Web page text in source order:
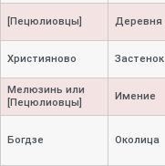
[Пецюлиовцы] Деревня
Християново Застенок
Мелюзинь или
[Пецюлиовцы]
Имение
Богдзе Околица